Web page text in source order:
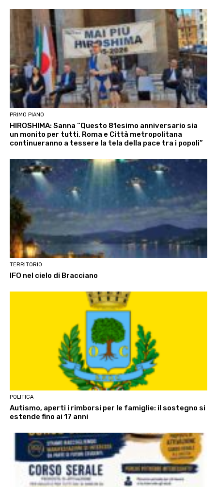
PRIMO PIANO
HIROSHIMA: Sanna “Questo 81esimo anniversario sia
un monito per tutti, Roma e Città metropolitana
continueranno a tessere la tela della pace tra i popoli”
TERRITORIO
IFO nel cielo di Bracciano
POLITICA
Autismo, aperti i rimborsi per le famiglie: il sostegno si
estende fino ai 17 anni